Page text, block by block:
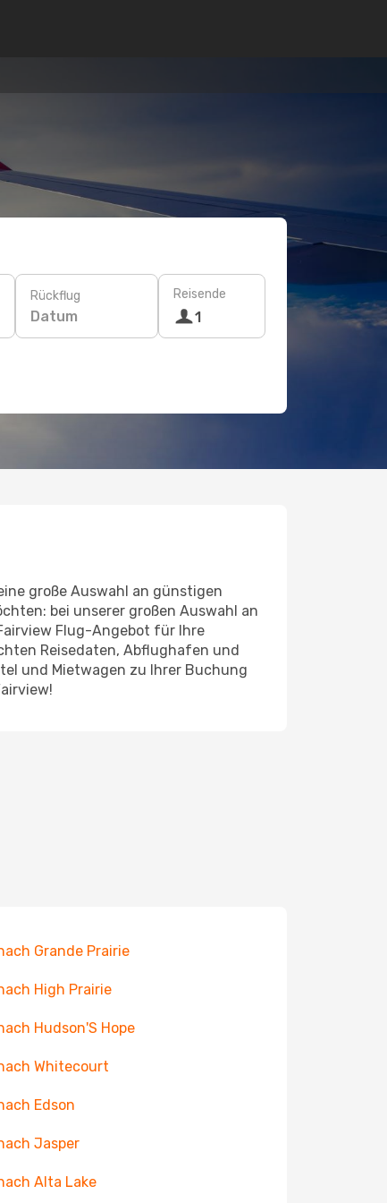
Rückflug
Datum
Reisende
1
große Auswahl an günstigen
bei unserer großen Auswahl an
Flug-Angebot für Ihre
Reisedaten, Abflughafen und
und Mietwagen zu Ihrer Buchung
Grande Prairie
High Prairie
Hudson'S Hope
Whitecourt
Edson
Jasper
Alta Lake